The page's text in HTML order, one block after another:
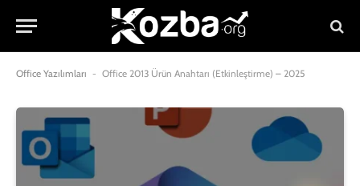
Office Yazılımları - Office 2013 Ürün Anahtarı (Etkinleştirme) – 2025